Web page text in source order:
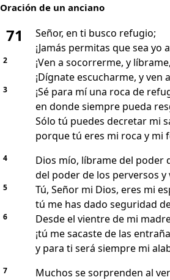
Oración de un anciano
71
Señor, en ti busco refugio;
¡Jamás permitas que sea yo
2
¡Ven a socorrerme, y
¡Dígnate escucharme, y ven
3
¡Sé para mí una roca de
en donde siempre pueda
Sólo tú puedes decretar mi
porque tú eres mi roca y mi
4
Dios mío, líbrame del poder
del poder de los perversos y
5
Tú, Señor mi Dios, eres mi
tú me has dado seguridad
6
Desde el vientre de mi
¡tú me sacaste de las
y para ti será siempre mi
7
Muchos se sorprenden al